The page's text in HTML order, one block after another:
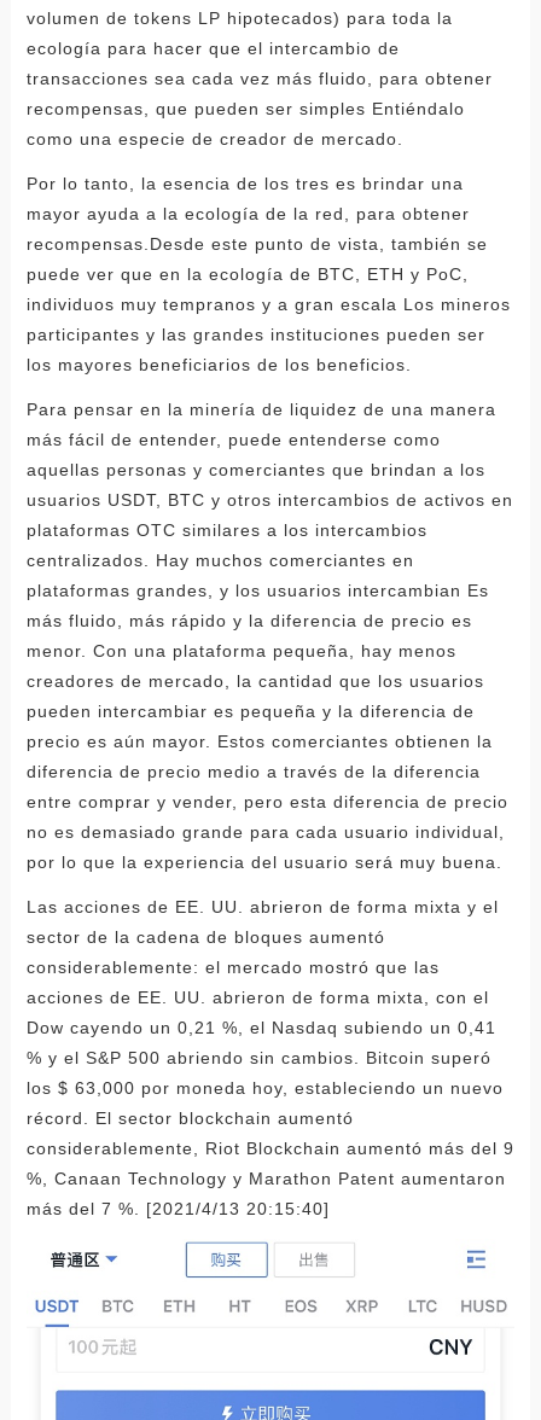
volumen de tokens LP hipotecados) para toda la
ecología para hacer que el intercambio de
transacciones sea cada vez más fluido, para obtener
recompensas, que pueden ser simples Entiéndalo
como una especie de creador de mercado.
Por lo tanto, la esencia de los tres es brindar una
mayor ayuda a la ecología de la red, para obtener
recompensas.Desde este punto de vista, también se
puede ver que en la ecología de BTC, ETH y PoC,
individuos muy tempranos y a gran escala Los mineros
participantes y las grandes instituciones pueden ser
los mayores beneficiarios de los beneficios.
Para pensar en la minería de liquidez de una manera
más fácil de entender, puede entenderse como
aquellas personas y comerciantes que brindan a los
usuarios USDT, BTC y otros intercambios de activos en
plataformas OTC similares a los intercambios
centralizados. Hay muchos comerciantes en
plataformas grandes, y los usuarios intercambian Es
más fluido, más rápido y la diferencia de precio es
menor. Con una plataforma pequeña, hay menos
creadores de mercado, la cantidad que los usuarios
pueden intercambiar es pequeña y la diferencia de
precio es aún mayor. Estos comerciantes obtienen la
diferencia de precio medio a través de la diferencia
entre comprar y vender, pero esta diferencia de precio
no es demasiado grande para cada usuario individual,
por lo que la experiencia del usuario será muy buena.
Las acciones de EE. UU. abrieron de forma mixta y el
sector de la cadena de bloques aumentó
considerablemente: el mercado mostró que las
acciones de EE. UU. abrieron de forma mixta, con el
Dow cayendo un 0,21 %, el Nasdaq subiendo un 0,41
% y el S&P 500 abriendo sin cambios. Bitcoin superó
los $ 63,000 por moneda hoy, estableciendo un nuevo
récord. El sector blockchain aumentó
considerablemente, Riot Blockchain aumentó más del 9
%, Canaan Technology y Marathon Patent aumentaron
más del 7 %. [2021/4/13 20:15:40]